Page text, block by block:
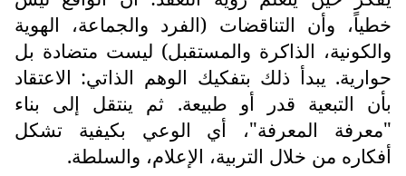
خطياً، وأن التناقضات (الفرد والجماعة، الهوية
والكونية، الذاكرة والمستقبل) ليست متضادة بل
حوارية. يبدأ ذلك بتفكيك الوهم الذاتي: الاعتقاد
بأن التبعية قدر أو طبيعة. ثم ينتقل إلى بناء
"معرفة المعرفة"، أي الوعي بكيفية تشكل
أفكاره من خلال التربية، الإعلام، والسلطة.